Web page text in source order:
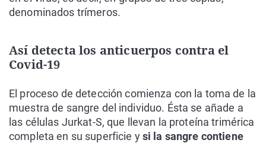
denominados trímeros.
Así detecta los anticuerpos contra el
Covid-19
El proceso de detección comienza con la toma de la
muestra de sangre del individuo. Ésta se añade a
las células Jurkat-S, que llevan la proteína trimérica
completa en su superficie ysi la sangre contiene